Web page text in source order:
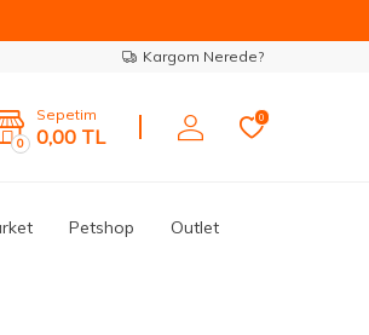
Kargom Nerede?
0
Sepetim
0,00 TL
0
Petshop Outlet